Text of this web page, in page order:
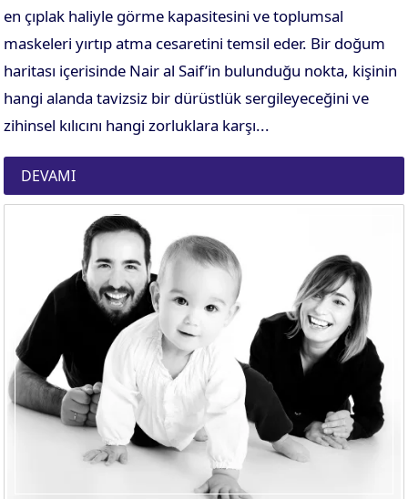
en çıplak haliyle görme kapasitesini ve toplumsal
maskeleri yırtıp atma cesaretini temsil eder. Bir doğum
haritası içerisinde Nair al Saif’in bulunduğu nokta, kişinin
hangi alanda tavizsiz bir dürüstlük sergileyeceğini ve
zihinsel kılıcını hangi zorluklara karşı...
DEVAMI